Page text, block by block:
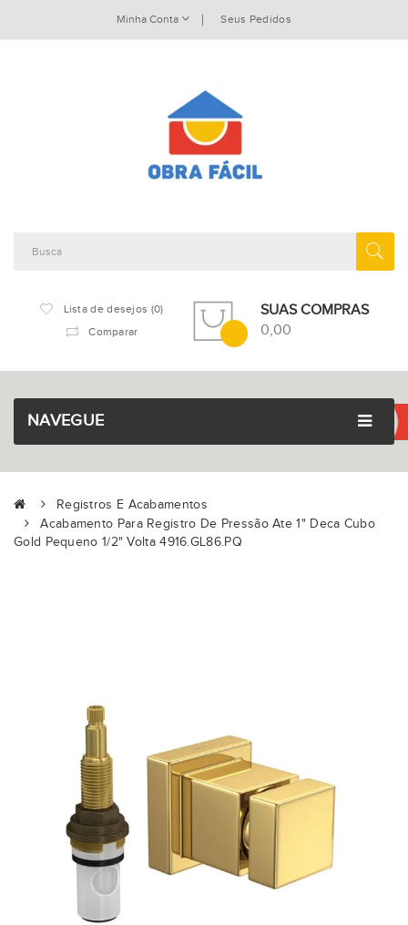
Minha Conta Seus Pedidos
Lista de desejos (0)
Comparar
SUAS COMPRAS
0,00
NAVEGUE
Registros E Acabamentos
Acabamento Para Registro De Pressão Ate 1" Deca Cubo
Gold Pequeno 1/2" Volta 4916.GL86.PQ